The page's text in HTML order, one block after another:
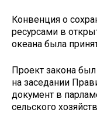
Конвенция о
ресурсами в
океана была
Проект закона
на заседании
документ в
сельского